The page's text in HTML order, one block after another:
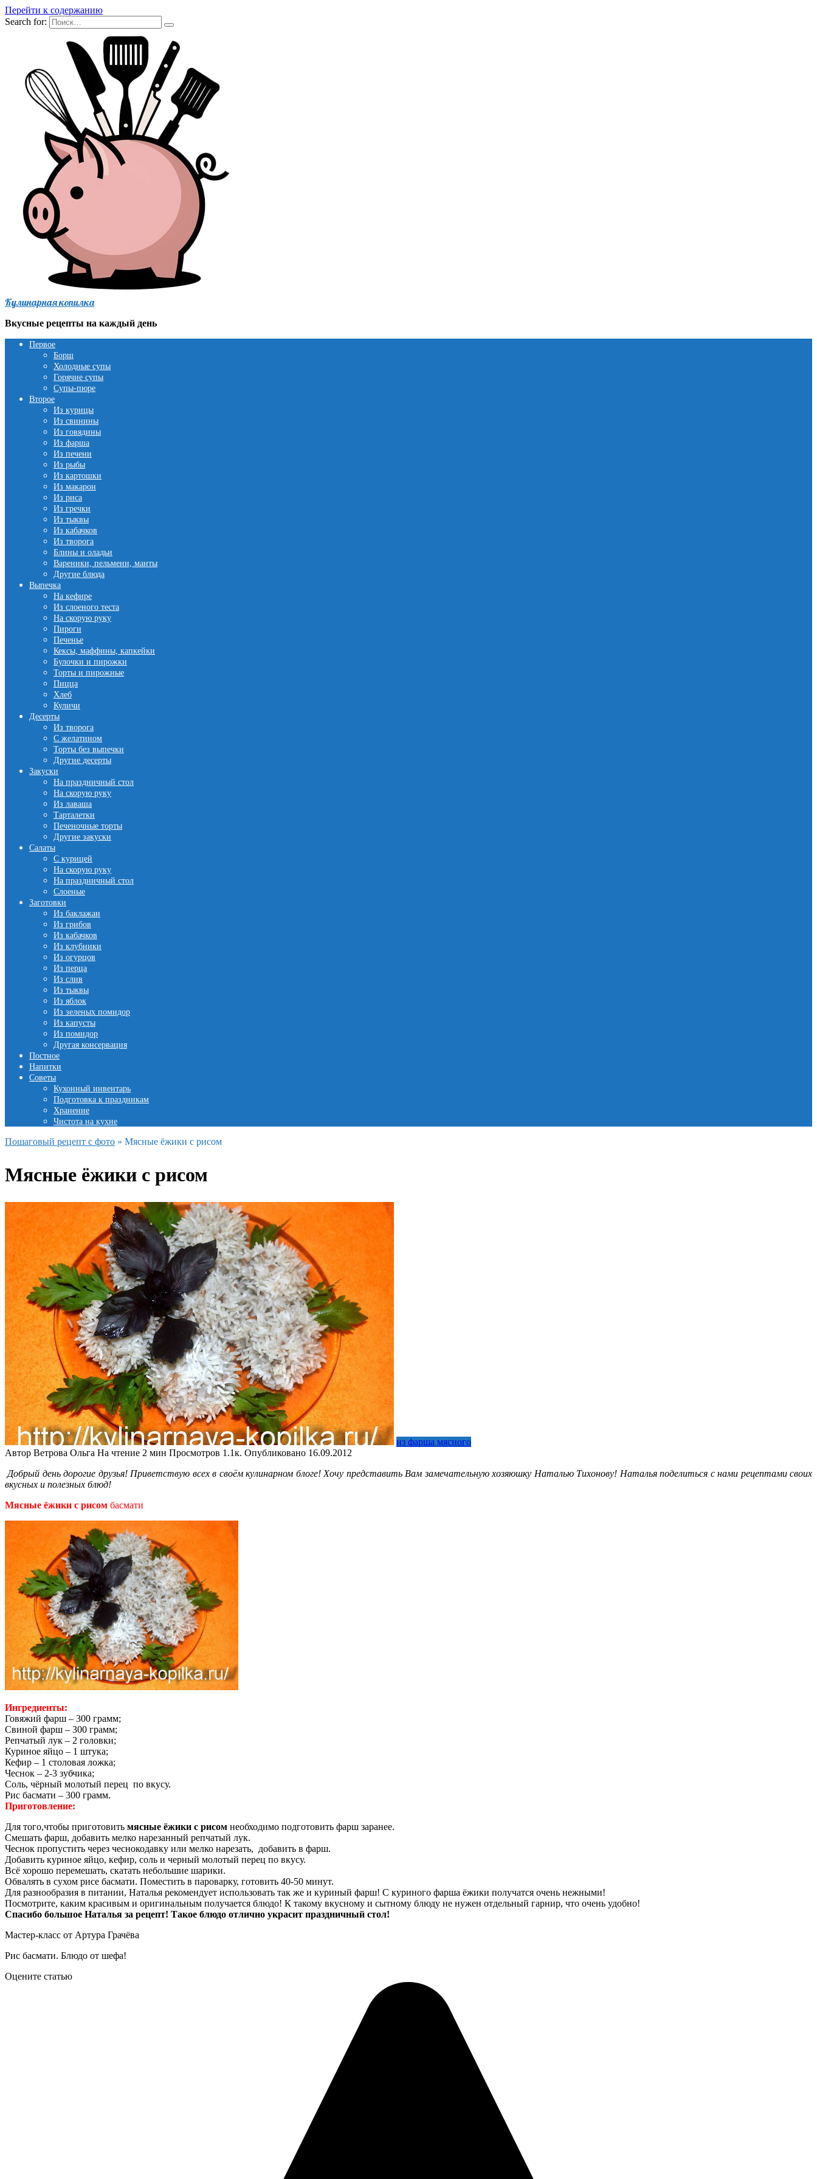
Перейти к содержанию
Search for:
Кулинарная копилка
Вкусные рецепты на каждый день
Первое
Борщ
Холодные супы
Горячие супы
Супы-пюре
Второе
Из курицы
Из свинины
Из говядины
Из фарша
Из печени
Из рыбы
Из картошки
Из макарон
Из риса
Из гречки
Из тыквы
Из кабачков
Из творога
Блины и оладьи
Вареники, пельмени, манты
Другие блюда
Выпечка
На кефире
Из слоеного теста
На скорую руку
Пироги
Печенье
Кексы, маффины, капкейки
Булочки и пирожки
Торты и пирожные
Пицца
Хлеб
Куличи
Десерты
Из творога
С желатином
Торты без выпечки
Другие десерты
Закуски
На праздничный стол
На скорую руку
Из лаваша
Тарталетки
Печеночные торты
Другие закуски
Салаты
С курицей
На скорую руку
На праздничный стол
Слоеные
Заготовки
Из баклажан
Из грибов
Из кабачков
Из клубники
Из огурцов
Из перца
Из слив
Из тыквы
Из яблок
Из зеленых помидор
Из капусты
Из помидор
Другая консервация
Постное
Напитки
Советы
Кухонный инвентарь
Подготовка к праздникам
Хранение
Чистота на кухне
Пошаговый рецепт с фото » Мясные ёжики с рисом
Мясные ёжики с рисом
из фарша мясного
Автор Ветрова Ольга На чтение 2 мин Просмотров 1.1к. Опубликовано 16.09.2012
Добрый день дорогие друзья! Приветствую всех в своём кулинарном блоге! Хочу представить Вам замечательную хозяюшку Наталью Тихонову! Наталья поделиться с нами рецептами своих
вкусных и полезных блюд!
Мясные ёжики с рисом басмати
Ингредиенты:
Говяжий фарш – 300 грамм;
Свиной фарш – 300 грамм;
Репчатый лук – 2 головки;
Куриное яйцо – 1 штука;
Кефир – 1 столовая ложка;
Чеснок – 2-3 зубчика;
Соль, чёрный молотый перец по вкусу.
Рис басмати – 300 грамм.
Приготовление:
Для того,чтобы приготовить мясные ёжики с рисом необходимо подготовить фарш заранее.
Смешать фарш, добавить мелко нарезанный репчатый лук.
Чеснок пропустить через чеснокодавку или мелко нарезать, добавить в фарш.
Добавить куриное яйцо, кефир, соль и черный молотый перец по вкусу.
Всё хорошо перемешать, скатать небольшие шарики.
Обвалять в сухом рисе басмати. Поместить в пароварку, готовить 40-50 минут.
Для разнообразия в питании, Наталья рекомендует использовать так же и куриный фарш! С куриного фарша ёжики получатся очень нежными!
Посмотрите, каким красивым и оригинальным получается блюдо! К такому вкусному и сытному блюду не нужен отдельный гарнир, что очень удобно!
Спасибо большое Наталья за рецепт! Такое блюдо отлично украсит праздничный стол!
Мастер-класс от Артура Грачёва
Рис басмати. Блюдо от шефа!
Оцените статью